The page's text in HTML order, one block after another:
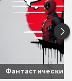
Фантастические